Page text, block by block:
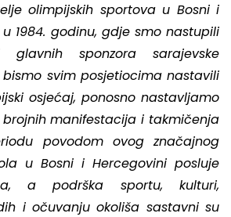
olimpijskih sportova u Bosni i
1984. godinu, gdje smo nastupili
sponzora sarajevske
svim posjetiocima nastavili
osjećaj, ponosno nastavljamo
brojnih manifestacija i takmičenja
povodom ovog značajnog
u Bosni i Hercegovini posluje
a podrška sportu, kulturi,
i očuvanju okoliša sastavni su